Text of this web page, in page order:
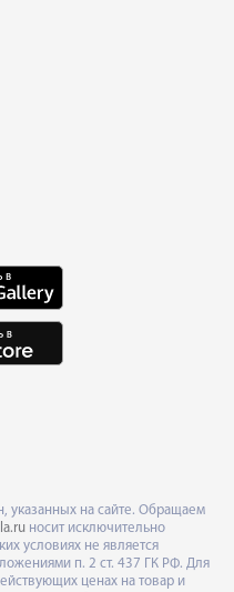
указанных на сайте. Обращаем
носит исключительно
условиях не является
п. 2 ст. 437 ГК РФ. Для
ценах на товар и